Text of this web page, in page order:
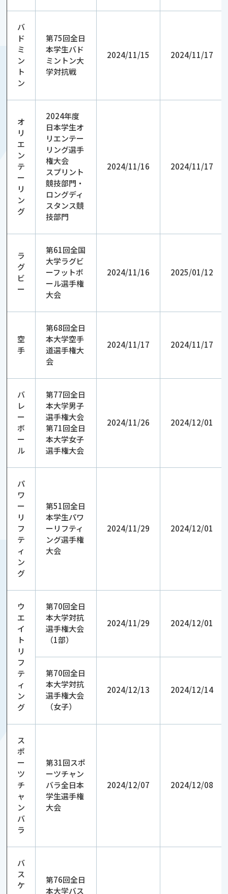
バ
ド
ミ
ン
ト
ン
第75回全日
本学生バド
ミントン大
学対抗戦
2024/11/15 2024/11/17
オ
リ
エ
ン
テ
ー
リ
ン
グ
2024年度
日本学生オ
リエンテー
リング選手
権大会
スプリント
競技部門・
ロングディ
スタンス競
技部門
2024/11/16 2024/11/17
ラ
グ
ビ
ー
第61回全国
大学ラグビ
ーフットボ
ール選手権
大会
2024/11/16 2025/01/12
空
手
第68回全日
本大学空手
道選手権大
会
2024/11/17 2024/11/17
バ
レ
ー
ボ
ー
ル
第77回全日
本大学男子
選手権大会
第71回全日
本大学女子
選手権大会
2024/11/26 2024/12/01
パ
ワ
ー
リ
フ
テ
ィ
ン
グ
第51回全日
本学生パワ
ーリフティ
ング選手権
大会
2024/11/29 2024/12/01
ウ
エ
イ
ト
リ
フ
テ
ィ
ン
グ
第70回全日
本大学対抗
選手権大会
（1部）
2024/11/29 2024/12/01
第70回全日
本大学対抗
選手権大会
（女子）
2024/12/13 2024/12/14
ス
ポ
ー
ツ
チ
ャ
ン
バ
ラ
第31回スポ
ーツチャン
バラ全日本
学生選手権
大会
2024/12/07 2024/12/08
バ
ス
ケ
第76回全日
本大学バス